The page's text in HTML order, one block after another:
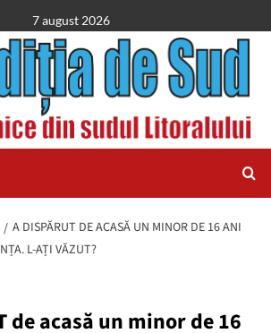
7 august 2026
A DISPĂRUT DE ACASĂ UN MINOR DE 16 ANI
L-AȚI VĂZUT?
de acasă un minor de 16